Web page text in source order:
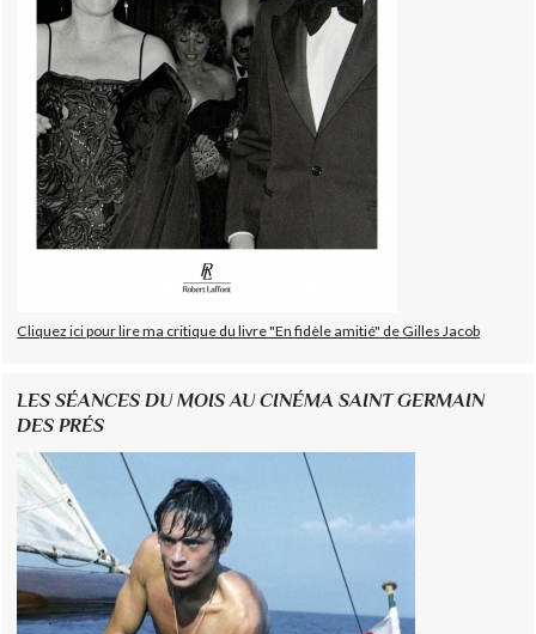
Cliquez ici pour lire ma critique du livre "En fidèle amitié" de Gilles Jacob
LES SÉANCES DU MOIS AU CINÉMA SAINT GERMAIN
DES PRÉS